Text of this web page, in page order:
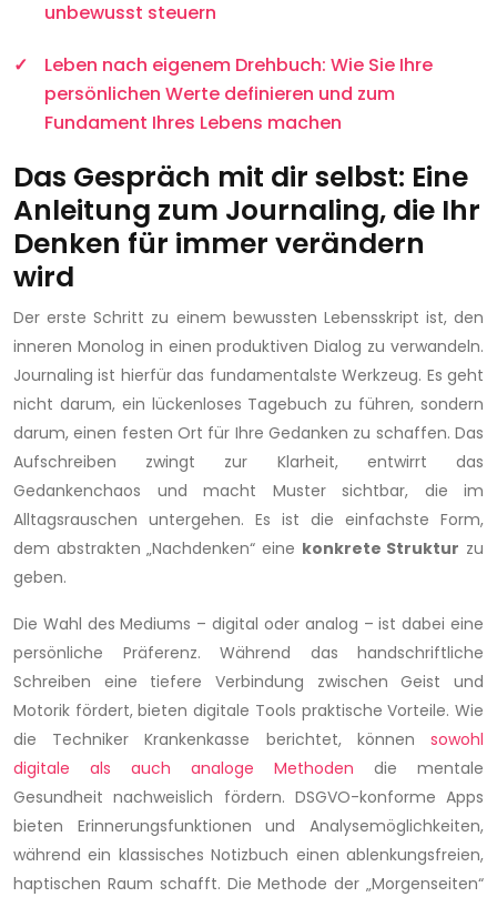
unbewusst steuern
Leben nach eigenem Drehbuch: Wie Sie Ihre
persönlichen Werte definieren und zum
Fundament Ihres Lebens machen
Das Gespräch mit dir selbst: Eine
Anleitung zum Journaling, die Ihr
Denken für immer verändern
wird
Der erste Schritt zu einem bewussten Lebensskript ist, den
inneren Monolog in einen produktiven Dialog zu verwandeln.
Journaling ist hierfür das fundamentalste Werkzeug. Es geht
nicht darum, ein lückenloses Tagebuch zu führen, sondern
darum, einen festen Ort für Ihre Gedanken zu schaffen. Das
Aufschreiben zwingt zur Klarheit, entwirrt das
Gedankenchaos und macht Muster sichtbar, die im
Alltagsrauschen untergehen. Es ist die einfachste Form,
dem abstrakten „Nachdenken“ eine konkrete Struktur zu
geben.
Die Wahl des Mediums – digital oder analog – ist dabei eine
persönliche Präferenz. Während das handschriftliche
Schreiben eine tiefere Verbindung zwischen Geist und
Motorik fördert, bieten digitale Tools praktische Vorteile. Wie
die Techniker Krankenkasse berichtet, können sowohl
digitale als auch analoge Methoden die mentale
Gesundheit nachweislich fördern. DSGVO-konforme Apps
bieten Erinnerungsfunktionen und Analysemöglichkeiten,
während ein klassisches Notizbuch einen ablenkungsfreien,
haptischen Raum schafft. Die Methode der „Morgenseiten“